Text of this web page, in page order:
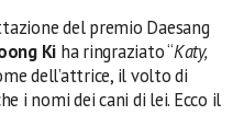
del premio Daesang
Ki ha ringraziato “Katy,
dell’attrice, il volto di
i nomi dei cani di lei. Ecco il